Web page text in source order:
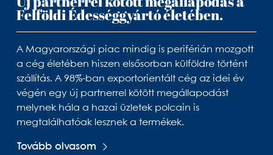
Felföldi Édességgyártó életében.
A Magyarországi piac mindig is periférián mozgott
a cég életében hiszen elsősorban külföldre történt
szállítás. A 98%-ban exportorientált cég az idei év
végén egy új partnerrel kötött megállapodást
melynek hála a hazai üzletek polcain is
megtalálhatóak lesznek a termékek.
Tovább olvasom